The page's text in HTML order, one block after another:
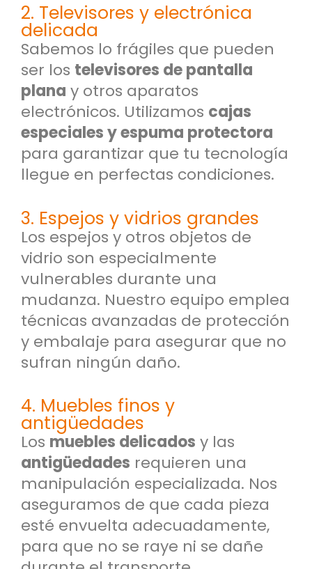
2. Televisores y electrónica
delicada
Sabemos lo frágiles que pueden
ser los televisores de pantalla
plana y otros aparatos
electrónicos. Utilizamos cajas
especiales y espuma protectora
para garantizar que tu tecnología
llegue en perfectas condiciones.
3. Espejos y vidrios grandes
Los espejos y otros objetos de
vidrio son especialmente
vulnerables durante una
mudanza. Nuestro equipo emplea
técnicas avanzadas de protección
y embalaje para asegurar que no
sufran ningún daño.
4. Muebles finos y
antigüedades
Los muebles delicados y las
antigüedades requieren una
manipulación especializada. Nos
aseguramos de que cada pieza
esté envuelta adecuadamente,
para que no se raye ni se dañe